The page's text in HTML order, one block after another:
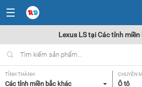
Lexus LS tại Các tỉnh
TỈNH THÀNH
Các tỉnh miền bắc khác
CHUYÊN
Ô tô